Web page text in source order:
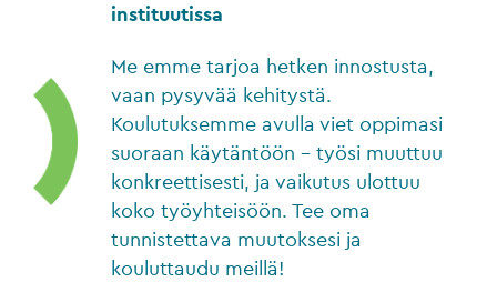
instituutissa
Me emme tarjoa hetken innostusta,
vaan pysyvää kehitystä.
Koulutuksemme avulla viet oppimasi
suoraan käytäntöön – työsi muuttuu
konkreettisesti, ja vaikutus ulottuu
koko työyhteisöön. Tee oma
tunnistettava muutoksesi ja
kouluttaudu meillä!